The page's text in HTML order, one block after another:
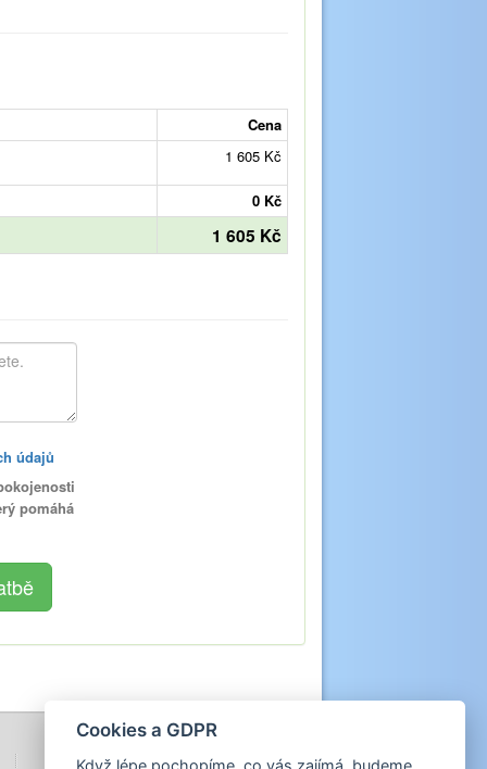
Cena
1 605 Kč
0 Kč
1 605 Kč
údajů
pomáhá
Cookies a GDPR
Když lépe pochopíme, co vás zajímá, budeme